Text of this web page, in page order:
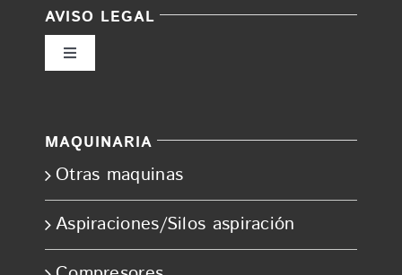
AVISO LEGAL
Toggle
Ley de cookies
MAQUINARIA
Otras maquinas
Aspiraciones/Silos aspiración